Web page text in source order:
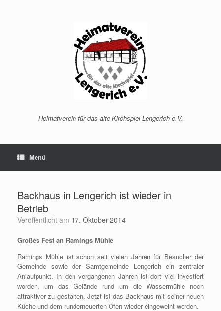
Heimatverein für das alte Kirchspiel Lengerich e.V.
Menü
Backhaus in Lengerich ist wieder in
Betrieb
Veröffentlicht am 17. Oktober 2014
Großes Fest an Ramings Mühle
Ramings Mühle ist schon seit vielen Jahren für Besucher der
Gemeinde sowie der Samtgemeinde Lengerich ein zentraler
Anlaufpunkt. In den vergangenen Jahren ist dort viel investiert
worden, um das Gelände rund um die Wassermühle noch
attraktiver zu gestalten. Jetzt ist das Backhaus mit seiner neuen
Küche und dem runderneuerten Ofen wieder eingeweiht worden.